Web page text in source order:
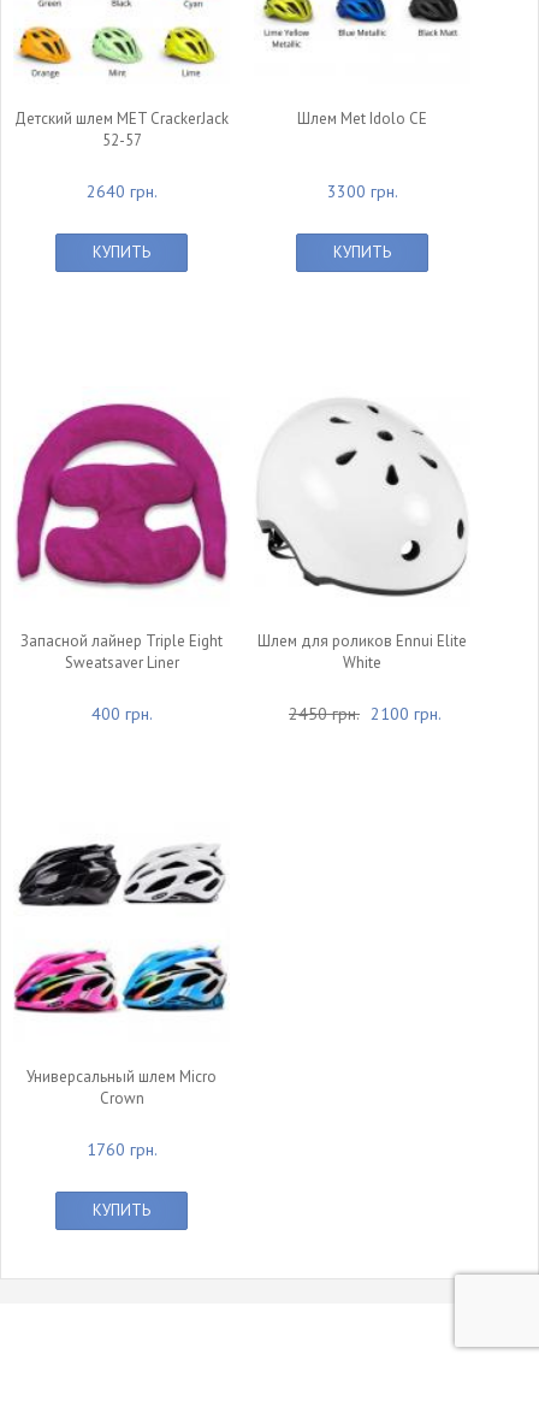
Детский шлем MET CrackerJack
52-57
2640 грн.
КУПИТЬ
Шлем Met Idolo CE
3300 грн.
КУПИТЬ
Запасной лайнер Triple Eight
Sweatsaver Liner
400 грн.
Шлем для роликов Ennui Elite
White
2450 грн. 2100 грн.
Универсальный шлем Micro
Crown
1760 грн.
КУПИТЬ